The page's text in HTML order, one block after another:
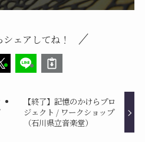
ェアしてね！
【終了】記憶のかけらプロ
ジェクト / ワークショップ
（石川県立音楽堂）